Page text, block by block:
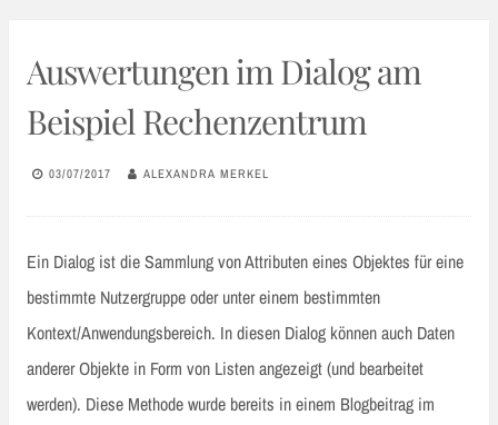
Auswertungen im Dialog am
Beispiel Rechenzentrum
03/07/2017 ALEXANDRA MERKEL
Ein Dialog ist die Sammlung von Attributen eines Objektes für eine
bestimmte Nutzergruppe oder unter einem bestimmten
Kontext/Anwendungsbereich. In diesen Dialog können auch Daten
anderer Objekte in Form von Listen angezeigt (und bearbeitet
werden). Diese Methode wurde bereits in einem Blogbeitrag im